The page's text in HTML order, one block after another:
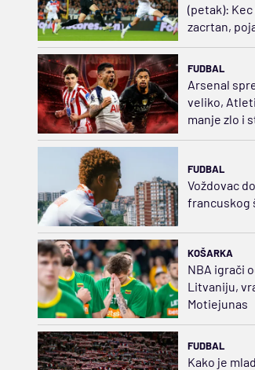
(petak):
zacrtan,
2-5
FUDBAL
Arsenal
veliko,
manje zlo i
FUDBAL
Voždovac
francuskog
KOŠARKA
NBA igrači
Litvaniju,
Motiejunas
FUDBAL
Kako je